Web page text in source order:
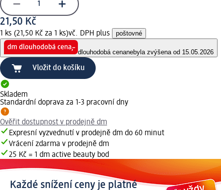
21,50 Kč
1 ks (21,50 Kč za 1 ks)vč. DPH plus poštovné
dlouhodobá cenanebyla zvýšena od 15.05.2026
Vložit do košíku
Skladem
Standardní doprava za 1-3 pracovní dny
Ověřit dostupnost v prodejně dm
Expresní vyzvednutí v prodejně dm do 60 minut
Vrácení zdarma v prodejně dm
25 Kč = 1 dm active beauty bod
Každé snížení ceny je platné